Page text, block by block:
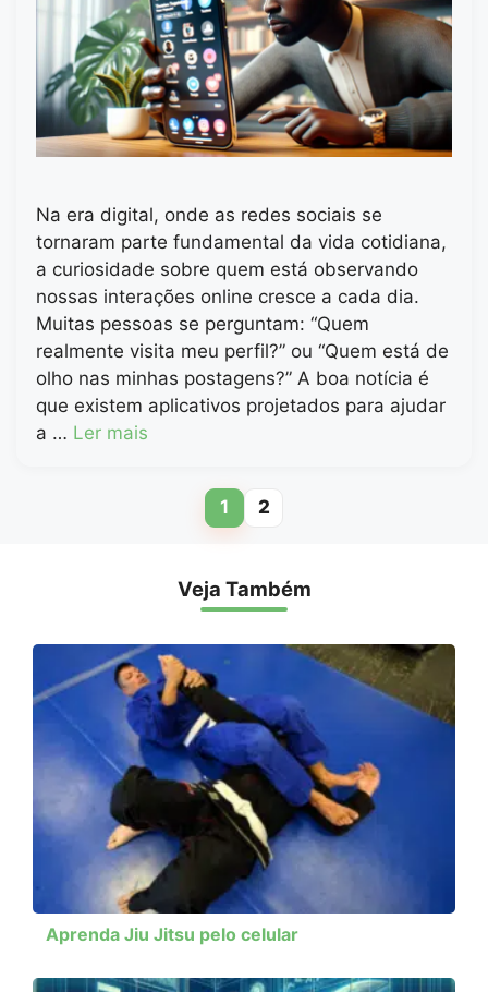
Na era digital, onde as redes sociais se
tornaram parte fundamental da vida cotidiana,
a curiosidade sobre quem está observando
nossas interações online cresce a cada dia.
Muitas pessoas se perguntam: “Quem
realmente visita meu perfil?” ou “Quem está de
olho nas minhas postagens?” A boa notícia é
que existem aplicativos projetados para ajudar
a … Ler mais
Page
1 Page
2
Veja Também
Aprenda Jiu Jitsu pelo celular